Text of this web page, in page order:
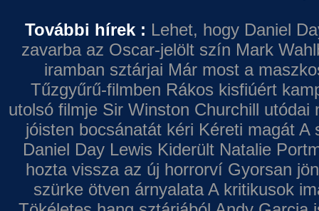
További hírek : Lehet, hogy Daniel
zavarba az Oscar-jelölt szín Mark
iramban sztárjai Már most a
Tűzgyűrű-filmben Rákos kisfiúért
utolsó filmje Sir Winston Churchill utódai
jóisten bocsánatát kéri Kéreti magát A
Daniel Day Lewis Kiderült Natalie
hozta vissza az új horrorví Gyorsan
szürke ötven árnyalata A kritikusok